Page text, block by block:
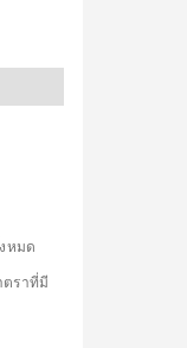
หมด
ราที่มี